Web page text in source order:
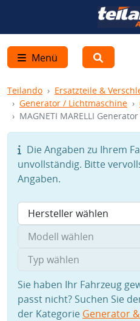
Menü
Teilando Ersatzteile &
Generator / Lichtmaschine
MAGNETI MARELLI Generator
Die Angaben zu Ihrem
unvollständig. Bitte
Angaben.
Sie haben Ihr Fahrzeug
passt nicht? Suchen Sie
der Kategorie Generator